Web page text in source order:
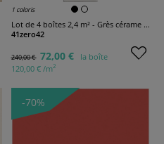
1 coloris
Lot de 4 boîtes 2,4 m² - Grès cérame Kappa Uni
41zero42
240,00 € 72,00 €
la boîte
120,00 € /m2
-70%